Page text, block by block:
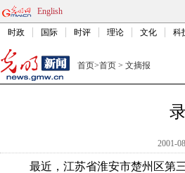
English
时政 国际 时评 理论 文化 科
首页>首页 > 文摘报
2001-
最近，江苏省淮安市楚州区第